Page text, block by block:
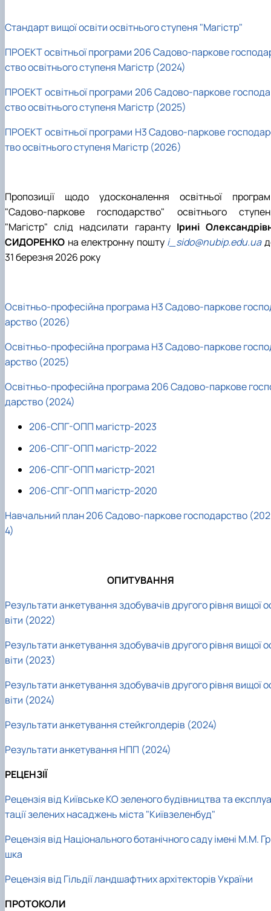
Стандарт вищої освіти освітнього ступеня "Магістр"
ПРОЕКТ освітньої програми 206 Садово-паркове
ство освітнього ступеня Магістр (2024)
ПРОЕКТ освітньої програми 206 Садово-паркове
ство освітнього ступеня Магістр (2025)
ПРОЕКТ освітньої програми Н3 Садово-паркове
тво освітнього ступеня Магістр (2026)
Пропозиції щодо удосконалення освітньої
"Садово-паркове господарство" освітнього
"Магістр" слід надсилати гаранту Ірині
СИДОРЕНКО на електронну пошту i_sido@nubip.edu.ua
31 березня 2026 року
Освітньо-професійна програма H3 Садово-паркове
арство (2026)
Освітньо-професійна програма H3 Садово-паркове
арство (2025)
Освітньо-професійна програма 206 Садово-паркове
дарство (2024)
206-СПГ-ОПП магістр-2023
206-СПГ-ОПП магістр-2022
206-СПГ-ОПП магістр-2021
206-СПГ-ОПП магістр-2020
Навчальний план 206 Садово-паркове господарство (202
4)
ОПИТУВАННЯ
Результати анкетування здобувачів другого рівня вищої
віти (2022)
Результати анкетування здобувачів другого рівня вищої
віти (2023)
Результати анкетування здобувачів другого рівня вищої
віти (2024)
Результати анкетування стейкголдерів (2024)
Результати анкетування НПП (2024)
РЕЦЕНЗІЇ
Рецензія від Київське КО зеленого будівництва та експлуа
тації зелених насаджень міста "Київзеленбуд"
Рецензія від Національного ботанічного саду імені М.М.
шка
Рецензія від Гільдії ландшафтних архітекторів України
ПРОТОКОЛИ